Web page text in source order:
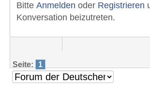
Bitte Anmelden oder Registrieren
Konversation beizutreten.
Seite: 1